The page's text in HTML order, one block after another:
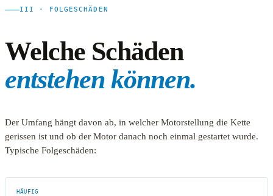
III · FOLGESCHÄDEN
Welche Schäden
entstehen können.
Der Umfang hängt davon ab, in welcher Motorstellung die Kette
gerissen ist und ob der Motor danach noch einmal gestartet wurde.
Typische Folgeschäden:
HÄUFIG